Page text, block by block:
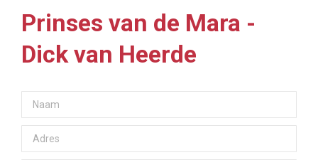
Prinses van de Mara -
Dick van Heerde